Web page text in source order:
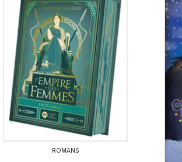
ROMANS